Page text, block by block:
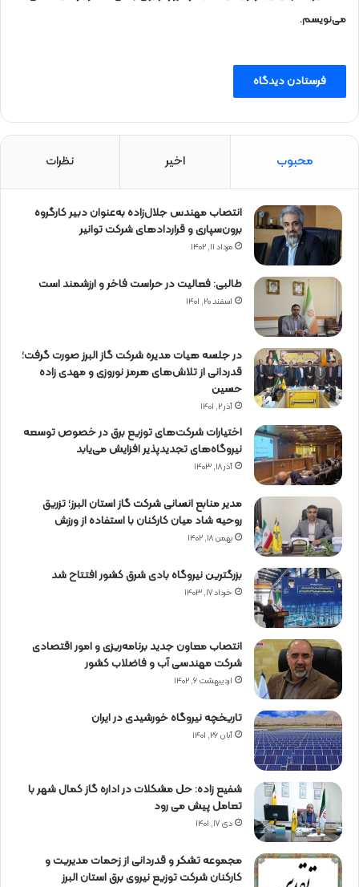
می‌نویسم.
محبوب اخیر نظرات
انتصاب مهندس جلال‌زاده به‌عنوان دبیر كارگروه
برون‌سپاری و قراردادهای شركت توانیر
مرداد ۱۱, ۱۴۰۲
طالبی: فعالیت در حراست فاخر و ارزشمند است
اسفند ۲۰, ۱۴۰۱
در جلسه هیات مدیره شرکت گاز البرز صورت گرفت؛
قدردانی از تلاش‌های هرمز نوروزی و مهدی زاده
حسین
آذر ۲, ۱۴۰۱
اختیارات شرکت‌های توزیع برق در خصوص توسعه
نیروگاه‌های تجدیدپذیر افزایش می‌یابد
آذر ۱۸, ۱۴۰۳
مدیر منابع انسانی شرکت گاز استان البرز؛ تزریق
روحیه شاد میان کارکنان با استفاده از ورزش
بهمن ۱۸, ۱۴۰۲
بزرگترین نیروگاه بادی شرق کشور افتتاح شد
خرداد ۱۷, ۱۴۰۳
انتصاب معاون جدید برنامه‌ریزی و امور اقتصادی
شرکت مهندسی آب و فاضلاب کشور
اردیبهشت ۶, ۱۴۰۲
تاریخچه نیروگاه خورشیدی در ایران
آبان ۲۶, ۱۴۰۱
شفیع زاده: حل مشکلات در اداره گاز کمال شهر با
تعامل پیش می رود
دی ۱۷, ۱۴۰۱
مجموعه تشکر و قدردانی از زحمات مدیریت و
کارکنان شرکت توزیع نیروی برق استان البرز